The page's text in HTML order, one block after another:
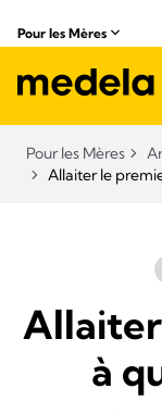
Pour les Mères
Pour les Mères
Allaiter le
à